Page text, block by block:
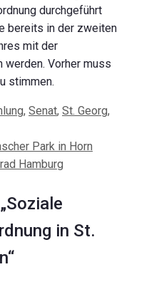
durchgeführt
bereits in der zweiten
mit der
werden. Vorher muss
stimmen.
, Senat, St. Georg,
Park in Horn
Hamburg
in St.